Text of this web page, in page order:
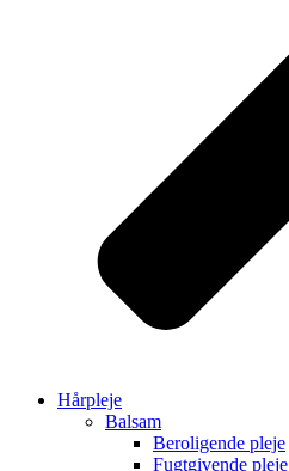
Hårpleje
Balsam
Beroligende pleje
Fugtgivende pleje